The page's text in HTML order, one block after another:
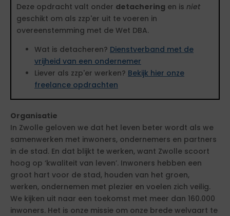
Deze opdracht valt onder detachering en is niet
geschikt om als zzp'er uit te voeren in
overeenstemming met de Wet DBA.
Wat is detacheren? Dienstverband met de
vrijheid van een ondernemer
Liever als zzp'er werken? Bekijk hier onze
freelance opdrachten
Organisatie
In Zwolle geloven we dat het leven beter wordt als we
samenwerken met inwoners, ondernemers en partners
in de stad. En dat blijkt te werken, want Zwolle scoort
hoog op ‘kwaliteit van leven’. Inwoners hebben een
groot hart voor de stad, houden van het groen,
werken, ondernemen met plezier en voelen zich veilig.
We kijken uit naar een toekomst met meer dan 160.000
inwoners. Het is onze missie om onze brede welvaart te